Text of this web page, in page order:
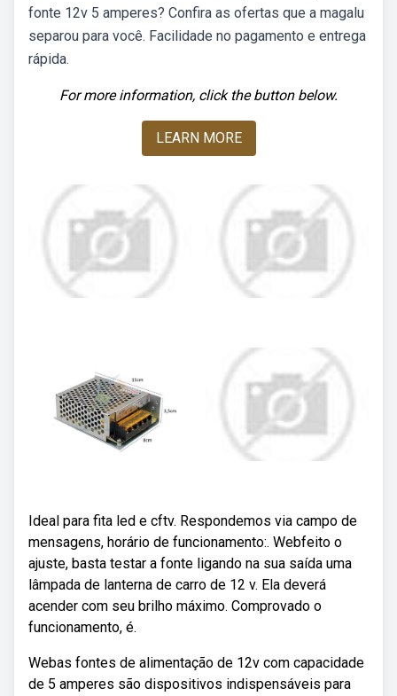
fonte 12v 5 amperes? Confira as ofertas que a magalu
separou para você. Facilidade no pagamento e entrega
rápida.
For more information, click the button below.
LEARN MORE
Ideal para fita led e cftv. Respondemos via campo de
mensagens, horário de funcionamento:. Webfeito o
ajuste, basta testar a fonte ligando na sua saída uma
lâmpada de lanterna de carro de 12 v. Ela deverá
acender com seu brilho máximo. Comprovado o
funcionamento, é.
Webas fontes de alimentação de 12v com capacidade
de 5 amperes são dispositivos indispensáveis para